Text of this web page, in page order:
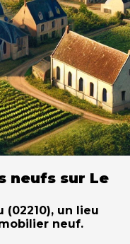
neufs sur Le
(02210), un lieu
neuf.